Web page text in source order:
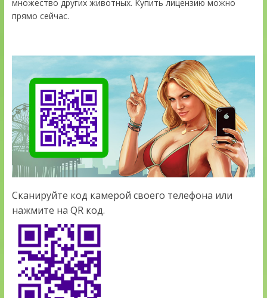
множество других животных. Купить лицензию можно
прямо сейчас.
Сканируйте код камерой своего телефона или
нажмите на QR код.